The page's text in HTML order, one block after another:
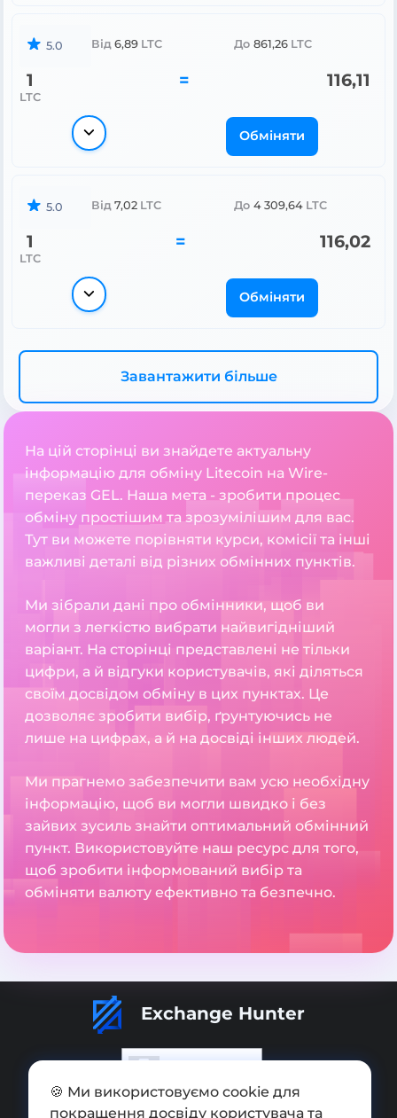
5.0 Від 6,89 LTC До 861,26 LTC
1
LTC
= 116,11
Обміняти
5.0 Від 7,02 LTC До 4 309,64 LTC
1
LTC
= 116,02
Обміняти
Завантажити більше
На цій сторінці ви знайдете актуальну
інформацію для обміну Litecoin на Wire-
переказ GEL. Наша мета - зробити процес
обміну простішим та зрозумілішим для вас.
Тут ви можете порівняти курси, комісії та інші
важливі деталі від різних обмінних пунктів.
Ми зібрали дані про обмінники, щоб ви
могли з легкістю вибрати найвигідніший
варіант. На сторінці представлені не тільки
цифри, а й відгуки користувачів, які діляться
своїм досвідом обміну в цих пунктах. Це
дозволяє зробити вибір, ґрунтуючись не
лише на цифрах, а й на досвіді інших людей.
Ми прагнемо забезпечити вам усю необхідну
інформацію, щоб ви могли швидко і без
зайвих зусиль знайти оптимальний обмінний
пункт. Використовуйте наш ресурс для того,
щоб зробити інформований вибір та
обміняти валюту ефективно та безпечно.
Exchange Hunter
Додати обмінник
🍪 Ми використовуємо cookie для
покращення досвіду користувача та